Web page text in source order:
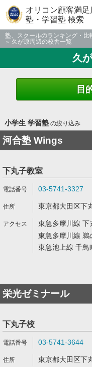
オリコン顧客満
塾・学習塾 検索
塾、スクールのランキング・比
久が原周辺の校舎一覧
久
目
小学生 学習塾の絞り込み
河合塾 Wings
下丸子教室
03-5741-3327
東京都大田区下
東急多摩川線 下
東急多摩川線 鵜
東急池上線 千鳥
栄光ゼミナール
下丸子校
03-5741-3644
東京都大田区下